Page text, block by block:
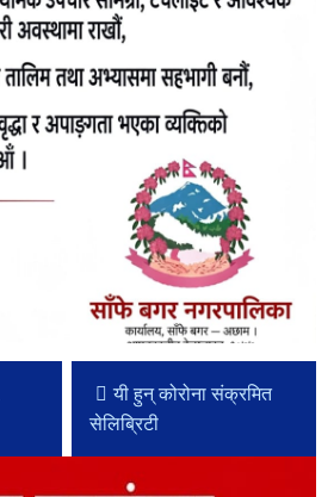
यी हुन् कोरोना संक्रमित
सेलिब्रिटी